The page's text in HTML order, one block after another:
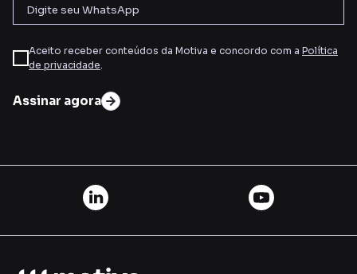
Aceito receber conteúdos da Motiva e concordo com a Política
de privacidade
Assinar agora